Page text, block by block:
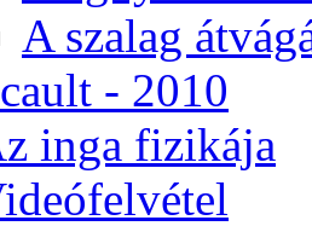
A sza­lag
- 2010
in­ga fi­zi­ká­ja